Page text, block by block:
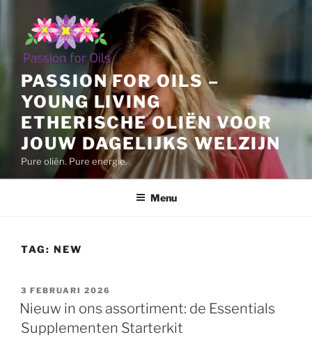
inhoud
PASSION FOR OILS –
YOUNG LIVING
ETHERISCHE OLIËN VOOR
JOUW DAGELIJKS WELZIJN
Pure oliën. Pure energie.
Menu
TAG: NEW
GEPLAATST
OP
3 FEBRUARI 2026
Nieuw in ons assortiment: de Essentials
Supplementen Starterkit